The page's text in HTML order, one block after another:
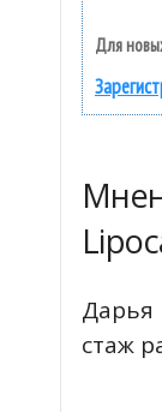
Для
Дарья
стаж